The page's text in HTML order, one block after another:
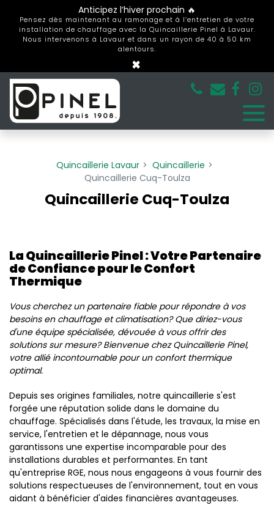
Anticipez l’hiver prochain 🔥
Pensez dès maintenant au ramonage et à l’entretien de votre
installation de chauffage avec la Quincaillerie Pinel à Lavaur.
Nous intervenons à Lavaur et dans un rayon de 40 à 50 km
alentours.
×
Quincaillerie Lavaur
Quincaillerie
Quincaillerie Cuq-Toulza
Quincaillerie Cuq-Toulza
La Quincaillerie Pinel : Votre Partenaire
de Confiance pour le Confort
Thermique
Vous cherchez un partenaire fiable pour répondre à vos
besoins en chauffage et climatisation? Que diriez-vous
d'une équipe spécialisée, dévouée à vous offrir des
solutions sur mesure? Bienvenue chez Quincaillerie Pinel,
votre allié incontournable pour un confort thermique
optimal.
Depuis ses origines familiales, notre quincaillerie s'est
forgée une réputation solide dans le domaine du
chauffage. Spécialisés dans l'étude, les travaux, la mise en
service, l'entretien et le dépannage, nous vous
garantissons une expertise incomparable pour des
installations durables et performantes. En tant
qu'entreprise RGE, nous nous engageons à vous fournir des
solutions respectueuses de l'environnement, tout en vous
aidant à bénéficier d'aides financières avantageuses.
Panneau de gestion des cookies